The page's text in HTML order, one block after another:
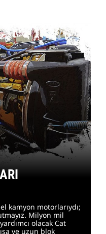
kamyon motorlarıydı;
Milyon mil
olacak Cat
ve uzun blok